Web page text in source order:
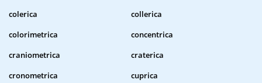
colerica
collerica
colorimetrica
concentrica
craniometrica
craterica
cronometrica
cuprica